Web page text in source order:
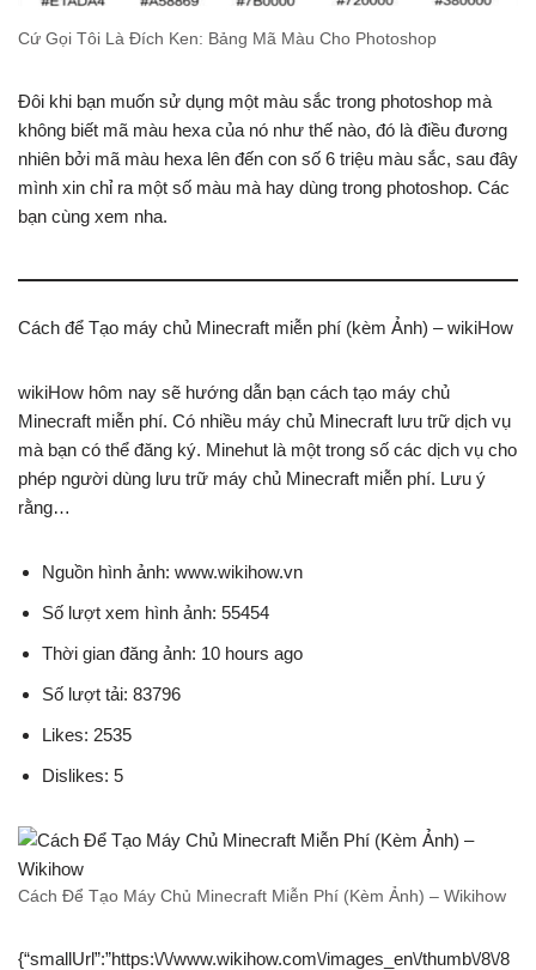
Cứ Gọi Tôi Là Đích Ken: Bảng Mã Màu Cho Photoshop
Đôi khi bạn muốn sử dụng một màu sắc trong photoshop mà
không biết mã màu hexa của nó như thế nào, đó là điều đương
nhiên bởi mã màu hexa lên đến con số 6 triệu màu sắc, sau đây
mình xin chỉ ra một số màu mà hay dùng trong photoshop. Các
bạn cùng xem nha.
Cách để Tạo máy chủ Minecraft miễn phí (kèm Ảnh) – wikiHow
wikiHow hôm nay sẽ hướng dẫn bạn cách tạo máy chủ
Minecraft miễn phí. Có nhiều máy chủ Minecraft lưu trữ dịch vụ
mà bạn có thể đăng ký. Minehut là một trong số các dịch vụ cho
phép người dùng lưu trữ máy chủ Minecraft miễn phí. Lưu ý
rằng…
Nguồn hình ảnh: www.wikihow.vn
Số lượt xem hình ảnh: 55454
Thời gian đăng ảnh: 10 hours ago
Số lượt tải: 83796
Likes: 2535
Dislikes: 5
Cách Để Tạo Máy Chủ Minecraft Miễn Phí (Kèm Ảnh) – Wikihow
{“smallUrl”:”https:\/\/www.wikihow.com\/images_en\/thumb\/8\/8